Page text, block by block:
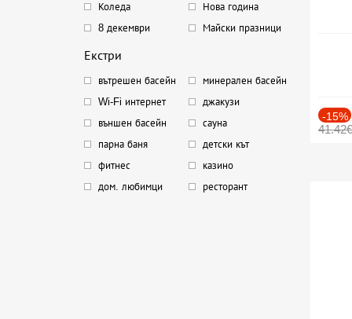
Коледа
Нова година
8 декември
Майски празници
Екстри
вътрешен басейн
минерален басейн
Wi-Fi интернет
джакузи
външен басейн
сауна
парна баня
детски кът
фитнес
казино
дом. любимци
ресторант
-15%
41.42€